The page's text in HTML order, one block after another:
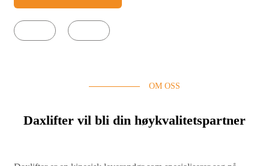
OM OSS
Daxlifter vil bli din høykvalitetspartner